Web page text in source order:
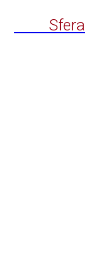
Sfera